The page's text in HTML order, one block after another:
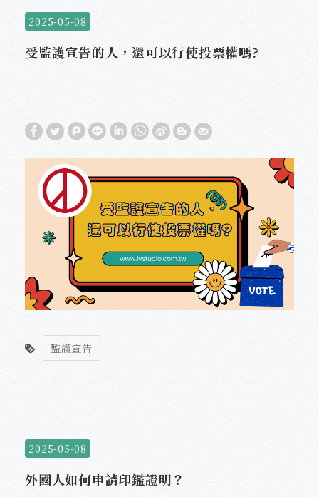
2025-05-08
受監護宣告的人，還可以行使投票權嗎?
監護宣告
2025-05-08
外國人如何申請印鑑證明？